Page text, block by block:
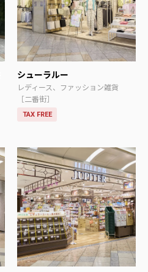
シューラルー
レディース、ファッション雑貨
［二番街］
TAX FREE